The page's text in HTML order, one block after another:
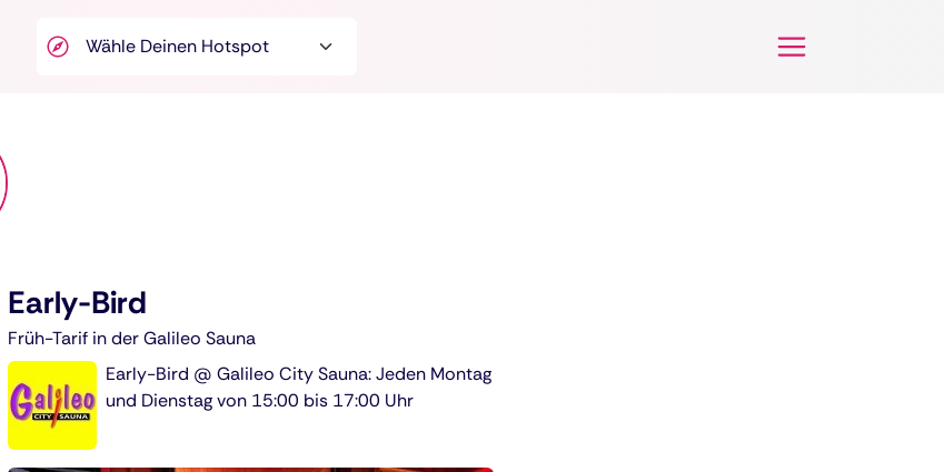
Early-Bird
Früh-Tarif in der Galileo Sauna
Early-Bird @ Galileo City Sauna: Jeden Montag
und Dienstag von 15:00 bis 17:00 Uhr